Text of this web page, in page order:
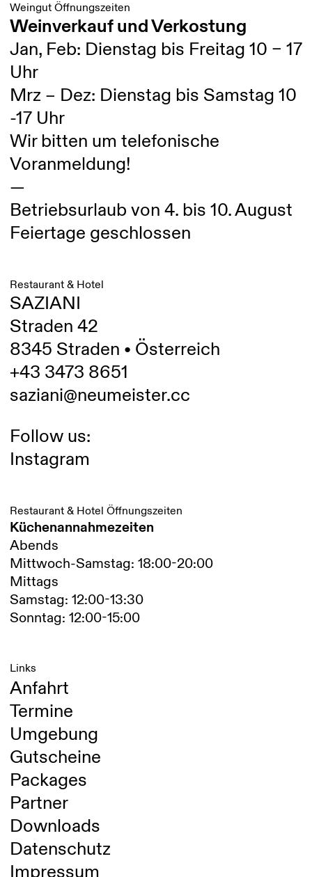
Weingut Öffnungszeiten
Weinverkauf und Verkostung
Jan, Feb: Dienstag bis Freitag 10 – 17
Uhr
Mrz – Dez: Dienstag bis Samstag 10
-17 Uhr
Wir bitten um telefonische
Voranmeldung!
—
Betriebsurlaub von 4. bis 10. August
Feiertage geschlossen
Restaurant & Hotel
SAZIANI
Straden 42
8345 Straden • Österreich
+43 3473 8651
saziani@neumeister.cc
Follow us:
Instagram
Restaurant & Hotel Öffnungszeiten
Küchenannahmezeiten
Abends
Mittwoch-Samstag: 18:00-20:00
Mittags
Samstag: 12:00-13:30
Sonntag: 12:00-15:00
Links
Anfahrt
Termine
Umgebung
Gutscheine
Packages
Partner
Downloads
Datenschutz